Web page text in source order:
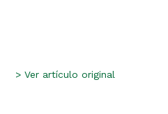
> Ver artículo original